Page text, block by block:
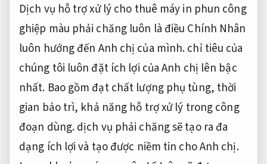
Dịch vụ hỗ trợ xử lý cho thuê máy in phun công
ghiệp màu phải chăng luôn là điều Chính Nhân
luôn hướng đến Anh chị của mình. chỉ tiêu của
chúng tôi luôn đặt ích lợi của Anh chị lên bậc
nhất. Bao gồm đạt chất lượng phụ tùng, thời
gian bảo trì, khả năng hỗ trợ xử lý trong công
đoạn dùng. dịch vụ phải chăng sẽ tạo ra đa
dạng ích lợi và tạo được niềm tin cho Anh chị.